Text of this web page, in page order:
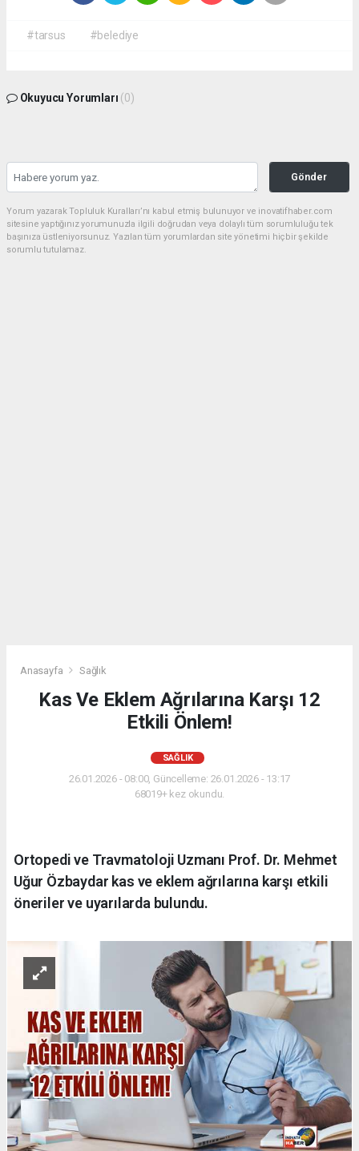
#tarsus #belediye
Okuyucu Yorumları (0)
Gönder
Yorum yazarak Topluluk Kuralları’nı kabul etmiş bulunuyor ve inovatifhaber.com
sitesine yaptığınız yorumunuzla ilgili doğrudan veya dolaylı tüm sorumluluğu tek
başınıza üstleniyorsunuz. Yazılan tüm yorumlardan site yönetimi hiçbir şekilde
sorumlu tutulamaz.
Anasayfa Sağlık
Kas Ve Eklem Ağrılarına Karşı 12
Etkili Önlem!
SAĞLIK
26.01.2026 - 08:00, Güncelleme: 26.01.2026 - 13:17
68019+ kez okundu.
Ortopedi ve Travmatoloji Uzmanı Prof. Dr. Mehmet
Uğur Özbaydar kas ve eklem ağrılarına karşı etkili
öneriler ve uyarılarda bulundu.